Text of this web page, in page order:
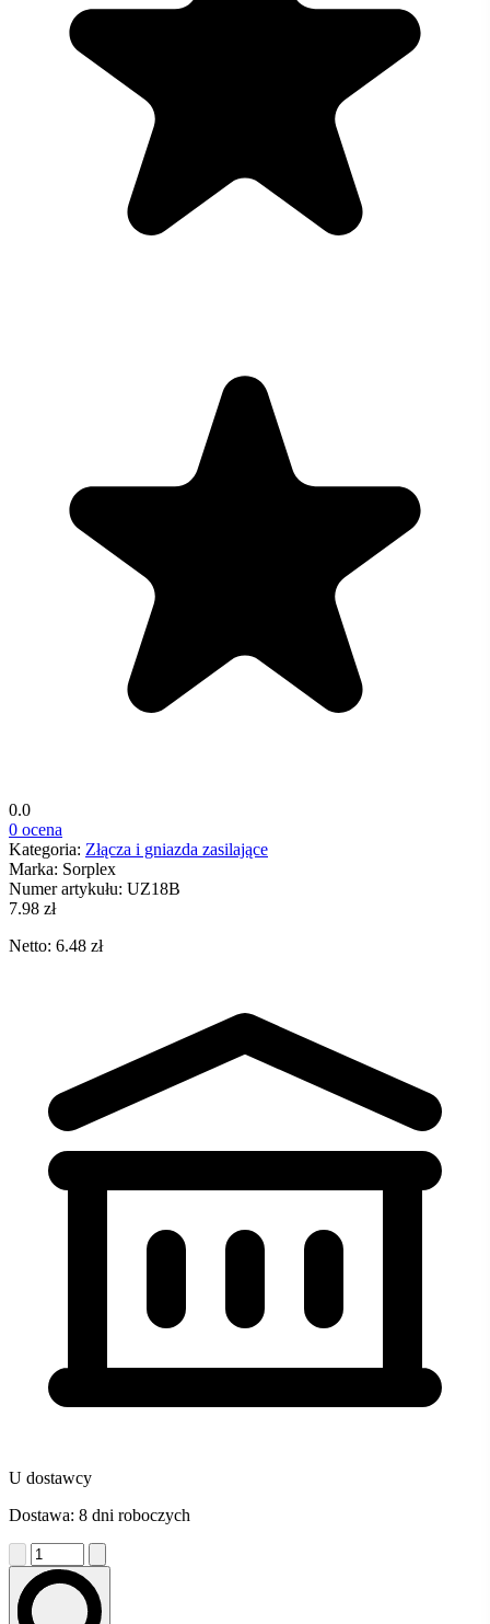
0.0
0 ocena
Kategoria: Złącza i gniazda zasilające
Marka: Sorplex
Numer artykułu: UZ18B
7.98 zł
Netto: 6.48 zł
U dostawcy
Dostawa: 8 dni roboczych